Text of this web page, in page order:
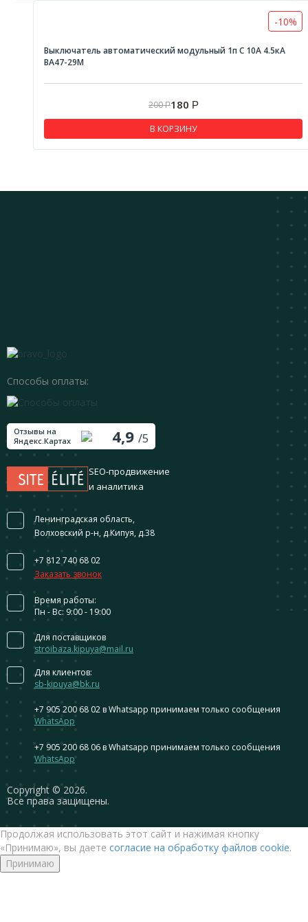
-10%
Выключатель автоматический модульный 1п C 10А 4.5кА
ВА47-29М
200Р180 Р
В КОРЗИНУ
Сopyright © 2026.
Все права защищены.
Способы оплаты:
Отзывы на
Яндекс.Картах
4,9 /5
SEO-продвижение
и аналитика
Ленинградская область,
Волховский р-н, д.Кипуя, д.38
+7 812 740 68 02
Заказать звонок
Время работы:
Пн - Вс: 9:00 - 19:00
Для поставщиков
stroibaza.kipuya@mail.ru
Для клиентов:
sb-kipuya@bk.ru
+7 905 200 68 02 в Whatsapp принимаем только сообщения
WhatsApp
+7 905 200 68 06 в Whatsapp принимаем только сообщения
WhatsApp
Продолжая использовать этот сайт и нажимая кнопку
«Принимаю», вы даете согласие на обработку файлов cookie.
Принимаю